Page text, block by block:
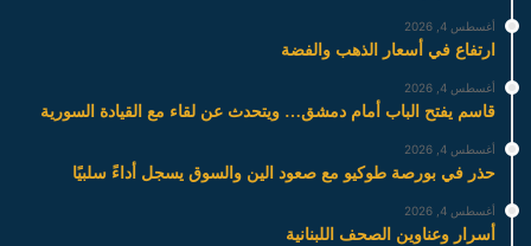
أغسطس 4, 2026
ارتفاع في أسعار الذهب والفضة
أغسطس 4, 2026
قاسم يفتح الباب أمام دمشق… ويتحدث عن لقاء مع القيادة السورية
أغسطس 4, 2026
حذر في بورصة طوكيو مع صعود الين والسوق يسجل أداءً سلبيًا
أغسطس 4, 2026
أسرار وعناوين الصحف اللبنانية